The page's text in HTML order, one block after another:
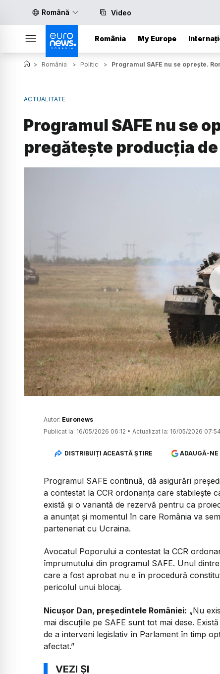
Română Video
România My Europe
> România > Politic > Programul SAFE nu se oprește.
ACTUALITATE
Programul SAFE nu se
pregătește producția
Autor: Euronews
Publicat la: 16/05/2026 06:12 • Actualizat la: 16/05/2026 07:54
DISTRIBUIȚI ACEASTĂ ȘTIRE ADAUGĂ-NE
Programul SAFE continuă, dă asigurări
a contestat la CCR ordonanța care stabilește
există și o variantă de rezervă pentru ca
a anunțat și momentul în care România va
parteneriat cu Ucraina.
Avocatul Poporului a contestat la CCR
împrumutului din programul SAFE. Unul
care a fost aprobat nu e în procedură
pericolul unui blocaj.
Nicușor Dan, președintele României: „Nu
mai discuțiile pe SAFE sunt tot mai dese.
de a interveni legislativ în Parlament în timp
afectat.”